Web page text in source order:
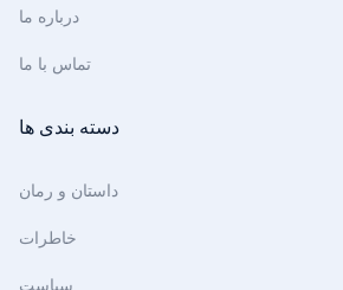
درباره ما
تماس با ما
دسته بندی ها
داستان و رمان
خاطرات
سیاست